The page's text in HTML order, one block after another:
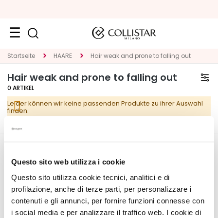
Questo sito web utilizza i cookie
Questo sito utilizza cookie tecnici, analitici e di
profilazione, anche di terze parti, per personalizzare i
contenuti e gli annunci, per fornire funzioni connesse con
i social media e per analizzare il traffico web. I cookie di
Neuheiten
Gesicht
K
A
T
G
R
S
p
Startseite HAARE Hair weak and prone to falling out
Hair weak and prone to falling out
0 ARTIKEL
Leider können wir keine passenden Produkte zu ihrer Auswahl
finden.
Über uns
Kontakt
Erklärung zur
Barrierefreiheit
Kontoinformationen
Adressbuch
Meine Bestellungen
Meine Wunschliste